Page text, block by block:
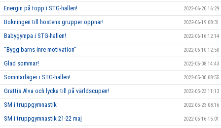
Energin på topp i STG-hallen! 2022-06-20 16:29
Bokningen till höstens grupper öppnar! 2022-06-19 08:31
Babygympa i STG-hallen! 2022-06-16 12:14
”Bygg barns inre motivation” 2022-06-10 12:50
Glad sommar! 2022-06-08 14:43
Sommarläger i STG-hallen! 2022-05-30 08:55
Grattis Alva och lycka till på världscupen! 2022-05-23 11:13
SM i truppgymnastik 2022-05-23 08:16
SM i truppgymnastik 21-22 maj 2022-05-16 15:01